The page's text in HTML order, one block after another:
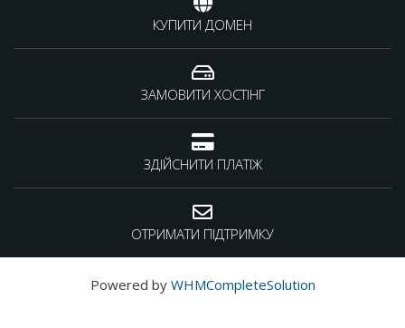
КУПИТИ ДОМЕН
ЗАМОВИТИ ХОСТІНГ
ЗДІЙСНИТИ ПЛАТІЖ
ОТРИМАТИ ПІДТРИМКУ
Powered by WHMCompleteSolution